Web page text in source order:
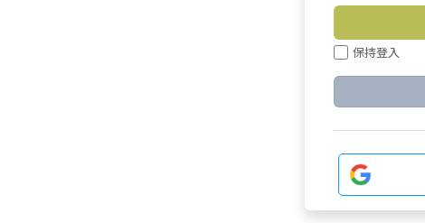
保持登入